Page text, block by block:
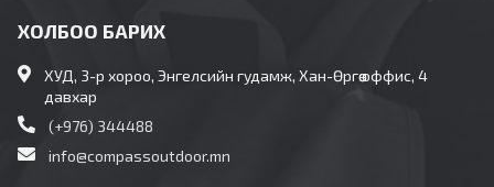
ХОЛБОО БАРИХ
ХУД, 3-р хороо, Энгелсийн гудамж, Хан-Өргөө оффис, 4
давхар
(+976) 344488
info@compassoutdoor.mn